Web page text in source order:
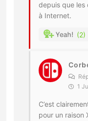
depuis que les
à Internet.
2
1
C’est
pour un raison